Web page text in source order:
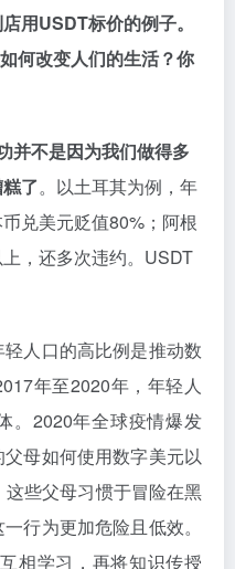
用USDT标价的例子。
何改变人们的生活？你
并不是因为我们做得多
了。以土耳其为例，年
兑美元贬值80%；阿根
，还多次违约。USDT
人口的高比例是推动数
年至2020年，年轻人
。2020年全球疫情爆发
母如何使用数字美元以
些父母习惯于冒险在黑
行为更加危险且低效。
相学习，再将知识传授